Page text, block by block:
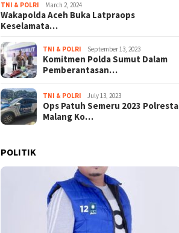
TNI & POLRI March 2, 2024
Wakapolda Aceh Buka Latpraops
Keselamata…
TNI & POLRI September 13, 2023
Komitmen Polda Sumut Dalam
Pemberantasan…
TNI & POLRI July 13, 2023
Ops Patuh Semeru 2023 Polresta
Malang Ko…
POLITIK